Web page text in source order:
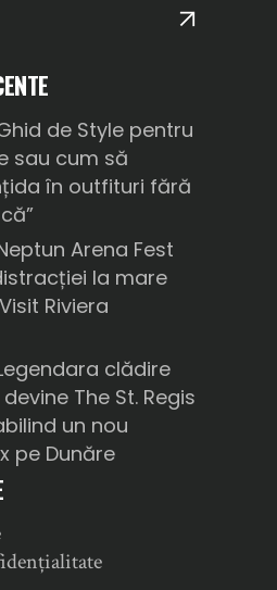
de Style pentru
sau cum să
în outfituri fără
Arena Fest
la mare
Riviera
clădire
The St. Regis
un nou
pe Dunăre